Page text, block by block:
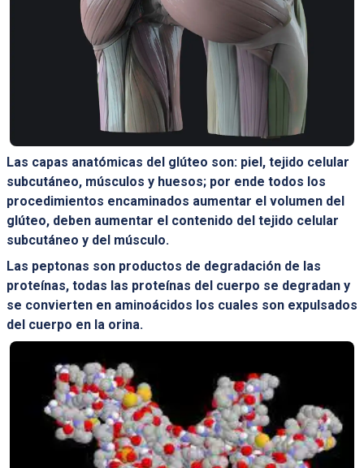
Las capas anatómicas del glúteo son: piel, tejido celular
subcutáneo, músculos y huesos; por ende todos los
procedimientos encaminados aumentar el volumen del
glúteo, deben aumentar el contenido del tejido celular
subcutáneo y del músculo.
Las peptonas son productos de degradación de las
proteínas, todas las proteínas del cuerpo se degradan y
se convierten en aminoácidos los cuales son expulsados
del cuerpo en la orina.